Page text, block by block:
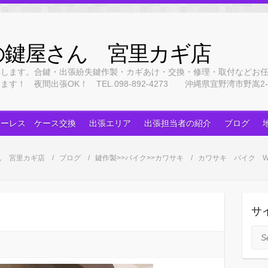
鍵屋さん 宮里カギ店
ます。合鍵・出張紛失鍵作製・カギあけ・交換・修理・取付などお
ます！ 夜間出張OK！ TEL.098-892-4273 沖縄県宜野湾市野嵩
レス ケース交換 出張エリア 出張担当者の紹介 ブログ
宮里カギ店 ブログ 鍵作製>>バイク>>カワサキ カワサキ バイク
サ